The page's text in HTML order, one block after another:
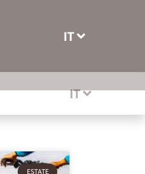
IT
IT
ESTATE